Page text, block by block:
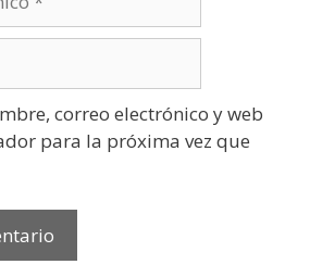
correo electrónico y web
para la próxima vez que